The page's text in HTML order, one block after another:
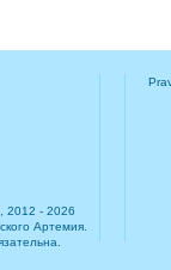
2012 - 2026
Артемия.